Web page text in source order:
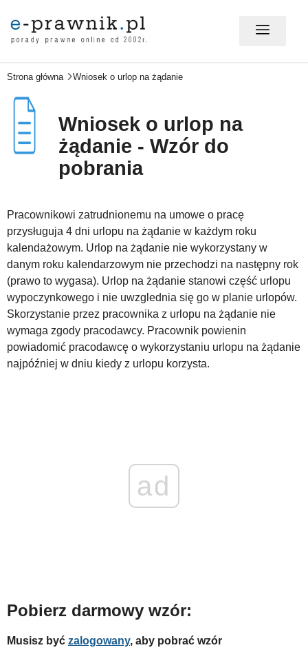
MÓJ E-PRAWNIK - LOGOWANIE
PORADY PRAWNE ONLINE
PRAWO NA CO DZIEŃ
PRAWO W BIZNESIE
ZMIANY W PRAWIE
WZORY DOKUMENTÓW
Strona główna Wniosek o urlop na żądanie
Wniosek o urlop na
żądanie - Wzór do
pobrania
Pracownikowi zatrudnionemu na umowe o pracę
przysługuja 4 dni urlopu na żądanie w każdym roku
kalendażowym. Urlop na żądanie nie wykorzystany w
danym roku kalendarzowym nie przechodzi na następny rok
(prawo to wygasa). Urlop na żądanie stanowi część urlopu
wypoczynkowego i nie uwzglednia się go w planie urlopów.
Skorzystanie przez pracownika z urlopu na żądanie nie
wymaga zgody pracodawcy. Pracownik powienin
powiadomić pracodawcę o wykorzystaniu urlopu na żądanie
najpóźniej w dniu kiedy z urlopu korzysta.
ad
Pobierz darmowy wzór:
Musisz być zalogowany, aby pobrać wzór